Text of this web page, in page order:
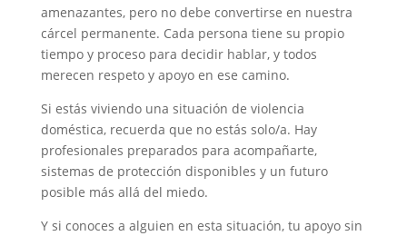
amenazantes, pero no debe convertirse en nuestra
cárcel permanente. Cada persona tiene su propio
tiempo y proceso para decidir hablar, y todos
merecen respeto y apoyo en ese camino.
Si estás viviendo una situación de violencia
doméstica, recuerda que no estás solo/a. Hay
profesionales preparados para acompañarte,
sistemas de protección disponibles y un futuro
posible más allá del miedo.
Y si conoces a alguien en esta situación, tu apoyo sin